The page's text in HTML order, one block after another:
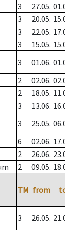
3 27.05.
3 20.05.
3 22.05.
3 15.05.
3 01.06.
2 02.06.
2 18.05.
3 13.06.
3 25.05.
6 02.06.
2 26.06.
2 09.05.
TM from
3 26.05.